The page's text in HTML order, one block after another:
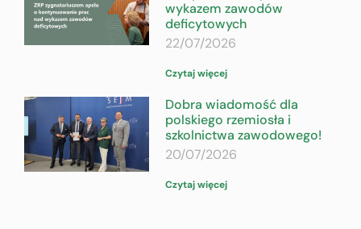
wykazem zawodów
deficytowych
22/07/2026
Czytaj więcej
Dobra wiadomość dla
polskiego rzemiosła i
szkolnictwa zawodowego!
20/07/2026
Czytaj więcej